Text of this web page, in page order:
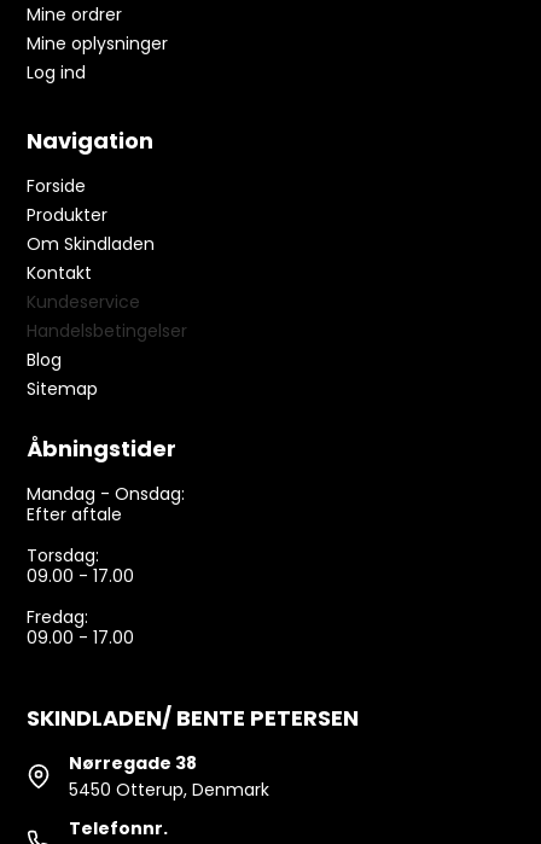
Mine ordrer
Mine oplysninger
Log ind
Navigation
Forside
Produkter
Om Skindladen
Kontakt
Kundeservice
Handelsbetingelser
Blog
Sitemap
Åbningstider
Mandag - Onsdag:
Efter aftale
Torsdag:
09.00 - 17.00
Fredag:
09.00 - 17.00
SKINDLADEN/ BENTE PETERSEN
Nørregade 38
5450 Otterup, Denmark
Telefonnr.